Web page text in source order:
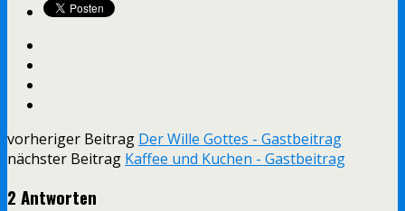
vorheriger Beitrag Der Wille Gottes - Gastbeitrag
nächster Beitrag Kaffee und Kuchen - Gastbeitrag
2 Antworten